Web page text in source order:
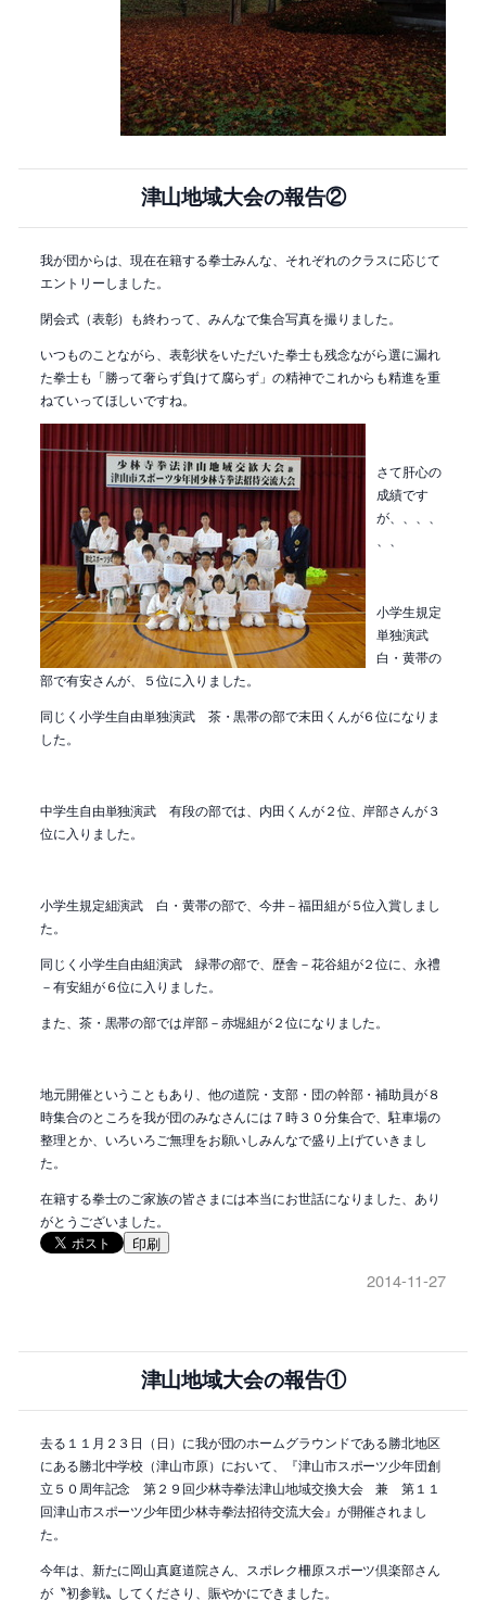
津山地域大会の報告②
我が団からは、現在在籍する拳士みんな、それぞれのクラスに応じて
エントリーしました。
閉会式（表彰）も終わって、みんなで集合写真を撮りました。
いつものことながら、表彰状をいただいた拳士も残念ながら選に漏れ
た拳士も「勝って奢らず負けて腐らず」の精神でこれからも精進を重
ねていってほしいですね。
さて肝心の
成績です
が、、、、
小学生規定
単独演武
白・黄帯の
部で有安さんが、５位に入りました。
同じく小学生自由単独演武 茶・黒帯の部で末田くんが６位になりま
した。
中学生自由単独演武 有段の部では、内田くんが２位、岸部さんが３
位に入りました。
小学生規定組演武 白・黄帯の部で、今井－福田組が５位入賞しまし
た。
同じく小学生自由組演武 緑帯の部で、歴舎－花谷組が２位に、永禮
－有安組が６位に入りました。
また、茶・黒帯の部では岸部－赤堀組が２位になりました。
地元開催ということもあり、他の道院・支部・団の幹部・補助員が８
時集合のところを我が団のみなさんには７時３０分集合で、駐車場の
整理とか、いろいろご無理をお願いしみんなで盛り上げていきまし
た。
在籍する拳士のご家族の皆さまには本当にお世話になりました、あり
がとうございました。
印刷
2014-11-27
津山地域大会の報告①
去る１１月２３日（日）に我が団のホームグラウンドである勝北地区
にある勝北中学校（津山市原）において、『津山市スポーツ少年団創
立５０周年記念 第２９回少林寺拳法津山地域交換大会 兼 第１１
回津山市スポーツ少年団少林寺拳法招待交流大会』が開催されまし
た。
今年は、新たに岡山真庭道院さん、スポレク柵原スポーツ倶楽部さん
が〝初参戦〟してくださり、賑やかにできました。